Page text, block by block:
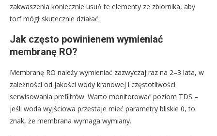
zakwaszenia koniecznie usuń te elementy ze zbiornika, aby
torf mógł skutecznie działać.
Jak często powinienem wymieniać
membranę RO?
Membranę RO należy wymieniać zazwyczaj raz na 2–3 lata, w
zależności od jakości wody kranowej i częstotliwości
serwisowania prefiltrów. Warto monitorować poziom TDS –
jeśli woda wyjściowa przestaje mieć parametry bliskie 0, to
znak, że membrana wymaga wymiany.